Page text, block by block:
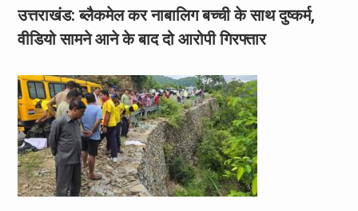
उत्तराखंड: ब्लैकमेल कर नाबालिग बच्ची के साथ दुष्कर्म,
वीडियो सामने आने के बाद दो आरोपी गिरफ्तार